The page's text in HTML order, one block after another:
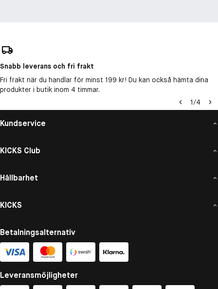
Snabb leverans och fri frakt
Fri frakt när du handlar för minst 199 kr! Du kan också hämta dina
produkter i butik inom 4 timmar.
1/4
Kundservice
KICKS Club
Hållbarhet
KICKS
Betalningsalternativ
Leveransmöjligheter